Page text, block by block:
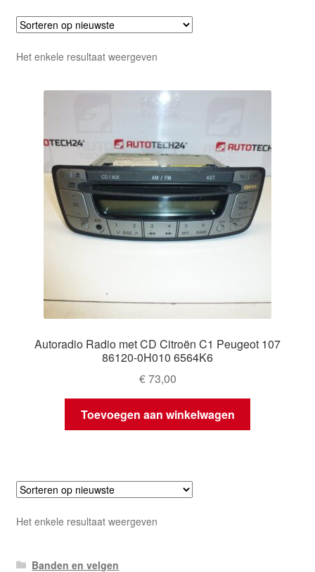
Het enkele resultaat weergeven
Autoradio Radio met CD Citroën C1 Peugeot 107
86120-0H010 6564K6
€73,00
Toevoegen aan winkelwagen
Het enkele resultaat weergeven
Banden en velgen